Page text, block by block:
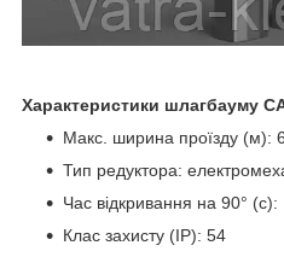
Характеристики шлагбауму
Макс. ширина проїзду (м): 6
Тип редуктора:
Час відкривання на 90°
Клас захисту (IP): 54